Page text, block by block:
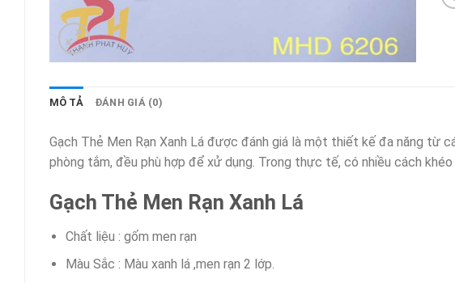
MÔ TẢ ĐÁNH GIÁ (0)
Gạch Thẻ Men Rạn Xanh Lá được đánh giá là một thiết kế đa năng từ
phòng tắm, đều phù hợp để xử dụng. Trong thực tế, có nhiều cách
Gạch Thẻ Men Rạn Xanh Lá
Chất liệu : gốm men rạn
Màu Sắc : Màu xanh lá ,men rạn 2 lớp.